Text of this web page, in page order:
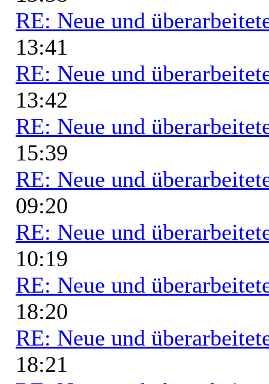
RE: Neue und
13:41
RE: Neue und
13:42
RE: Neue und
15:39
RE: Neue und
09:20
RE: Neue und
10:19
RE: Neue und
18:20
RE: Neue und
18:21